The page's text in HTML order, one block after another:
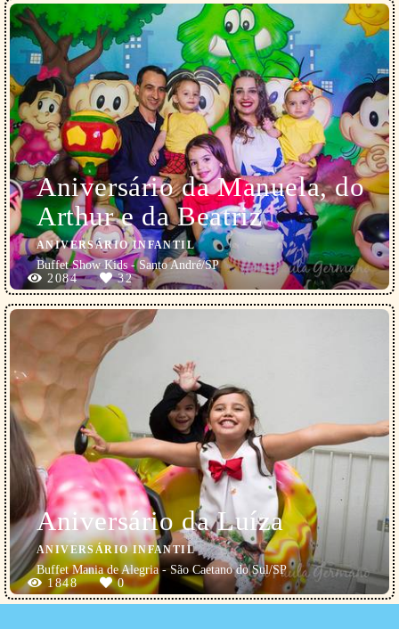
Aniversário da Manuela, do
Arthur e da Beatriz
ANIVERSÁRIO INFANTIL
Buffet Show Kids - Santo André/SP
2084
32
Aniversário da Luíza
ANIVERSÁRIO INFANTIL
Buffet Mania de Alegria - São Caetano do Sul/SP
1848
0